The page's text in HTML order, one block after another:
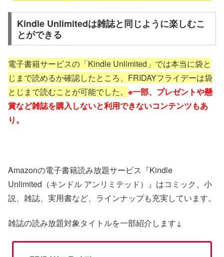
Kindle Unlimitedは雑誌と同じように楽しむこ
とができる
電子書籍サービスの「Kindle Unlimited」では本当に袋と
じまで読めるか確認したところ、FRIDAYフライデーは袋
とじまで読むことが可能でした。 ※一部、プレゼントや懸
賞など雑誌を購入しないと利用できないコンテンツもあ
り。
Amazonの電子書籍読み放題サービス『Kindle
Unlimited（キンドル アンリミテッド）』はコミック、小
説、雑誌、実用書など、ラインナップも充実しています。
雑誌の読み放題対象タイトルを一部紹介します↓